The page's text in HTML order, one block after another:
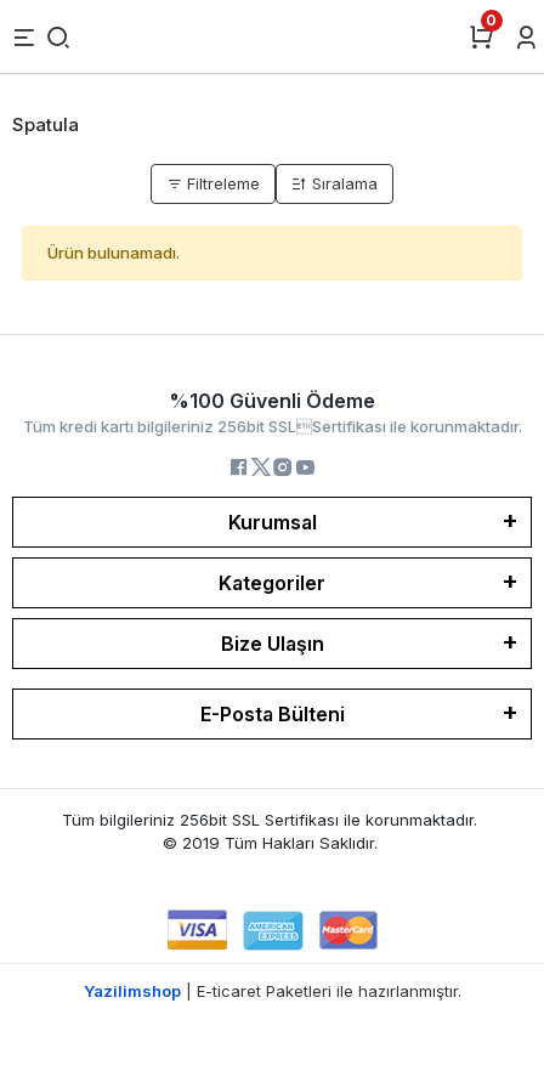
0
Spatula
Filtreleme Sıralama
Ürün bulunamadı.
%100 Güvenli Ödeme
Tüm kredi kartı bilgileriniz 256bit SSLSertifikası ile korunmaktadır.
Kurumsal
Kategoriler
Bize Ulaşın
E-Posta Bülteni
Tüm bilgileriniz 256bit SSL Sertifikası ile korunmaktadır.
© 2019 Tüm Hakları Saklıdır.
Yazilimshop| E-ticaret Paketleri ile hazırlanmıştır.